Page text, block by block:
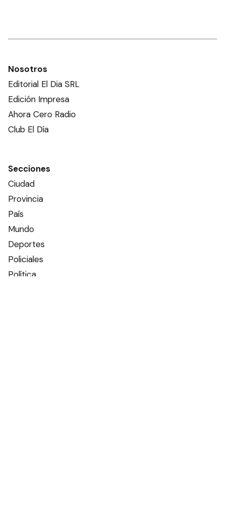
Nosotros
Editorial El Dia SRL
Edición Impresa
Ahora Cero Radio
Club El Día
Secciones
Ciudad
Provincia
País
Mundo
Deportes
Policiales
Política